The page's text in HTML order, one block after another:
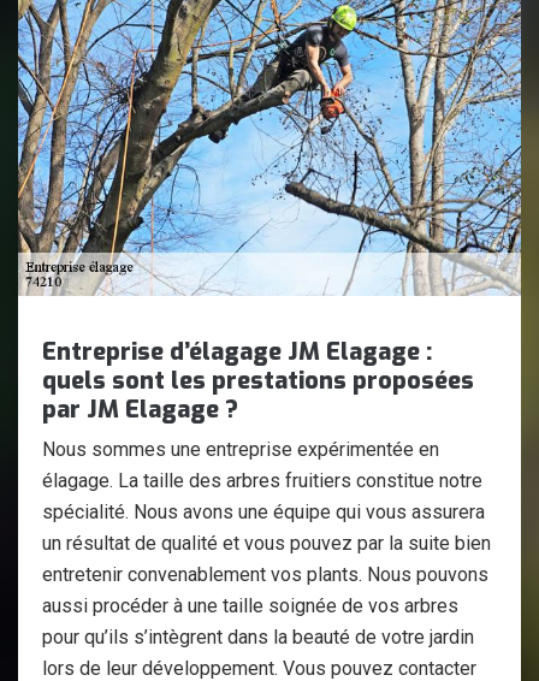
Entreprise d’élagage JM Elagage :
quels sont les prestations proposées
par JM Elagage ?
Nous sommes une entreprise expérimentée en
élagage. La taille des arbres fruitiers constitue notre
spécialité. Nous avons une équipe qui vous assurera
un résultat de qualité et vous pouvez par la suite bien
entretenir convenablement vos plants. Nous pouvons
aussi procéder à une taille soignée de vos arbres
pour qu’ils s’intègrent dans la beauté de votre jardin
lors de leur développement. Vous pouvez contacter